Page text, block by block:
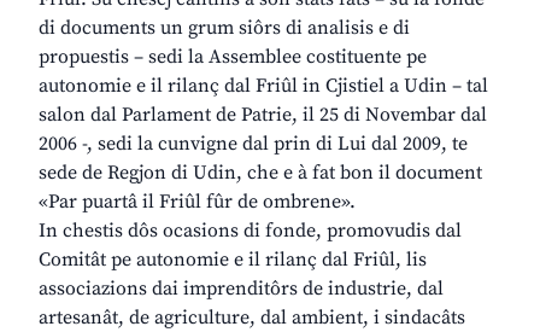
di documents un grum siôrs di analisis e di
propuestis – sedi la Assemblee costituente pe
autonomie e il rilanç dal Friûl in Cjistiel a Udin – tal
salon dal Parlament de Patrie, il 25 di Novembar dal
2006 -, sedi la cunvigne dal prin di Lui dal 2009, te
sede de Regjon di Udin, che e à fat bon il document
«Par puartâ il Friûl fûr de ombrene».
In chestis dôs ocasions di fonde, promovudis dal
Comitât pe autonomie e il rilanç dal Friûl, lis
associazions dai imprenditôrs de industrie, dal
artesanât, de agriculture, dal ambient, i sindacâts